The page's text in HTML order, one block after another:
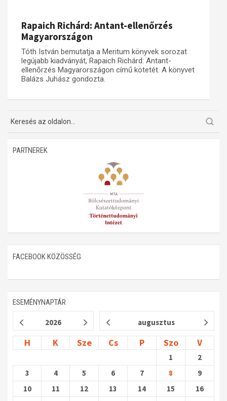
Rapaich Richárd: Antant-ellenőrzés
Magyarországon
Tóth István bemutatja a Meritum könyvek sorozat
legújabb kiadványát, Rapaich Richárd: Antant-
ellenőrzés Magyarországon című kötetét. A könyvet
Balázs Juhász gondozta.
PARTNEREK
FACEBOOK KÖZÖSSÉG
ESEMÉNYNAPTÁR
2026 augusztus
H K Sze Cs P Szo V
1
2
3
4 5 6 7 8
9
10
11 12 13 14 15
16